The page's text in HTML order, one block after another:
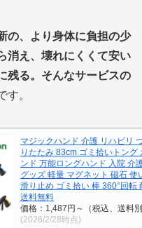
の、より身体に負担の少
消え、壊れにくくて安い
残る。そんなサービスの
す。
マジックハンド 介護 リハビリ
りたたみ 83cm ゴミ拾いトング
ンド 万能ロングハンド 入院 介
グッズ 軽量 マグネット 磁石 使
滑り止め ゴミ拾い 棒 360°回転
送料無料
価格：1,487円～（税込、送料
(2026/2/28時点)